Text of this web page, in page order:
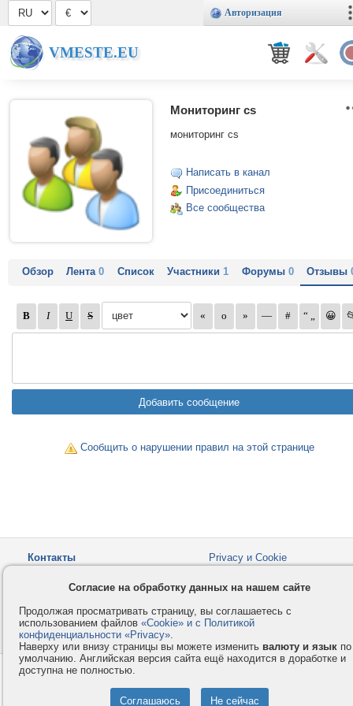
Авторизация
VMESTE.EU
Мониторинг cs
мониторинг cs
Написать в канал
Присоединиться
Все сообщества
Обзор Лента0 Список Участники1 Форумы 0 Отзывы
Сообщить о нарушении правил на этой странице
Контакты
Privacy и Cookie
Как оплатить
Форумы
© 2008-2026VMESTE.EU
Согласие на обработку данных на нашем сайте
Продолжая просматривать страницу, вы соглашаетесь с
использованием файлов «Cookie» и с Политикой
конфиденциальности «Privacy».
Наверху или внизу страницы вы можете изменить валюту и язык по
умолчанию. Английская версия сайта ещё находится в доработке и
доступна не полностью.